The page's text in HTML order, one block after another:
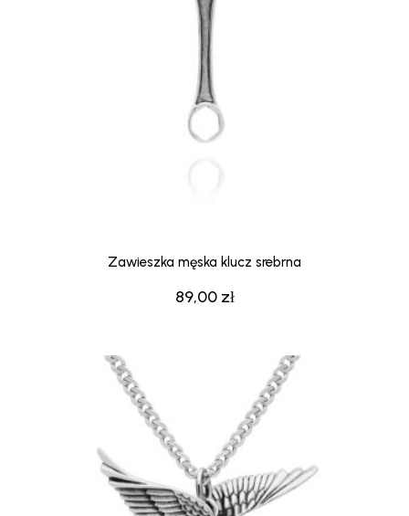
89,00 zł
Zawieszka męska klucz srebrna